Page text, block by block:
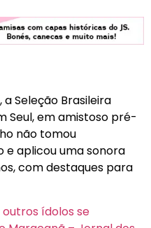
Seleção Brasileira
Seul, em amistoso pré-
não tomou
aplicou uma sonora
com destaques para
outros ídolos se